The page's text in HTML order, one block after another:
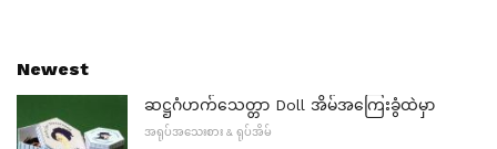
Newest
ဆဋ္ဌဂံဟက်သေတ္တာ Doll အိမ်အကြေးခွံထဲမှာ
အရုပ်အသေးစား & ရုပ်အိမ်